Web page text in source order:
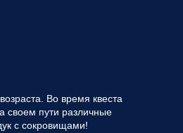
Во время квеста
своем пути различные
с сокровищами!